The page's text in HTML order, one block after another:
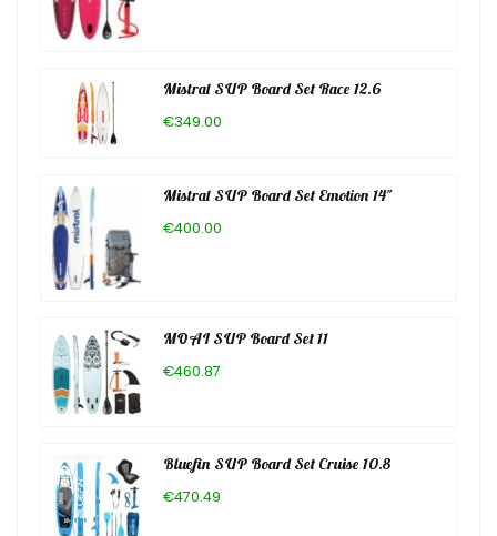
Mistral SUP Board Set Race 12.6
€349.00
Mistral SUP Board Set Emotion 14″
€400.00
MOAI SUP Board Set 11
€460.87
Bluefin SUP Board Set Cruise 10.8
€470.49